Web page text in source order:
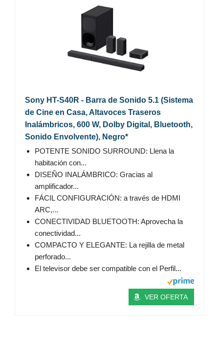
Sony HT-S40R - Barra de Sonido 5.1 (Sistema
de Cine en Casa, Altavoces Traseros
Inalámbricos, 600 W, Dolby Digital, Bluetooth,
Sonido Envolvente), Negro*
POTENTE SONIDO SURROUND: Llena la
habitación con...
DISEÑO INALÁMBRICO: Gracias al
amplificador...
FÁCIL CONFIGURACIÓN: a través de HDMI
ARC,...
CONECTIVIDAD BLUETOOTH: Aprovecha la
conectividad...
COMPACTO Y ELEGANTE: La rejilla de metal
perforado...
El televisor debe ser compatible con el Perfil...
VER OFERTA